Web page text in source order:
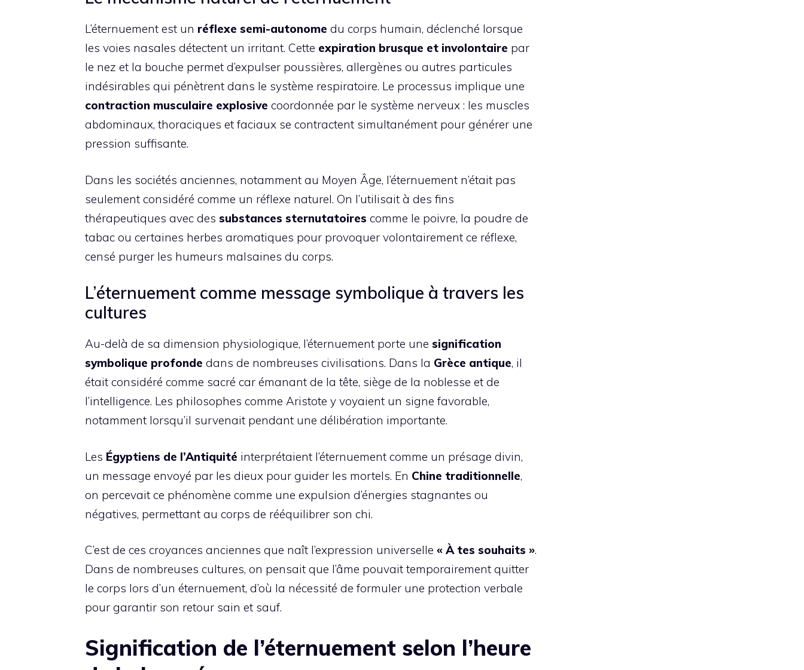
L’éternuement est un réflexe semi-autonome du corps humain, déclenché lorsque
les voies nasales détectent un irritant. Cette expiration brusque et involontaire par
le nez et la bouche permet d’expulser poussières, allergènes ou autres particules
indésirables qui pénètrent dans le système respiratoire. Le processus implique une
contraction musculaire explosive coordonnée par le système nerveux : les muscles
abdominaux, thoraciques et faciaux se contractent simultanément pour générer une
pression suffisante.
Dans les sociétés anciennes, notamment au Moyen Âge, l’éternuement n’était pas
seulement considéré comme un réflexe naturel. On l’utilisait à des fins
thérapeutiques avec des substances sternutatoires comme le poivre, la poudre de
tabac ou certaines herbes aromatiques pour provoquer volontairement ce réflexe,
censé purger les humeurs malsaines du corps.
L’éternuement comme message symbolique à travers les
cultures
Au-delà de sa dimension physiologique, l’éternuement porte une signification
symbolique profonde dans de nombreuses civilisations. Dans la Grèce antique, il
était considéré comme sacré car émanant de la tête, siège de la noblesse et de
l’intelligence. Les philosophes comme Aristote y voyaient un signe favorable,
notamment lorsqu’il survenait pendant une délibération importante.
Les Égyptiens de l’Antiquité interprétaient l’éternuement comme un présage divin,
un message envoyé par les dieux pour guider les mortels. En Chine traditionnelle,
on percevait ce phénomène comme une expulsion d’énergies stagnantes ou
négatives, permettant au corps de rééquilibrer son chi.
C’est de ces croyances anciennes que naît l’expression universelle « À tes souhaits ».
Dans de nombreuses cultures, on pensait que l’âme pouvait temporairement quitter
le corps lors d’un éternuement, d’où la nécessité de formuler une protection verbale
pour garantir son retour sain et sauf.
Signification de l’éternuement selon l’heure